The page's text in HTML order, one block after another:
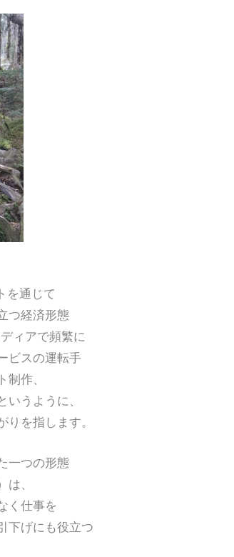
通じて
経済形態
ィアで頻繁に
スの運転手
作、
うように、
を指します。
つの形態
、
仕事を
げにも役立つ